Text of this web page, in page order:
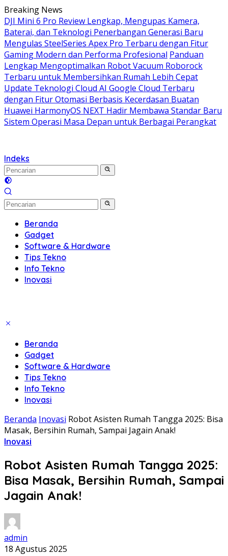
Langsung
ke
konten
Breaking News
DJI Mini 6 Pro Review Lengkap, Mengupas Kamera,
Baterai, dan Teknologi Penerbangan Generasi Baru
Mengulas SteelSeries Apex Pro Terbaru dengan Fitur
Gaming Modern dan Performa Profesional Panduan
Lengkap Mengoptimalkan Robot Vacuum Roborock
Terbaru untuk Membersihkan Rumah Lebih Cepat
Update Teknologi Cloud AI Google Cloud Terbaru
dengan Fitur Otomasi Berbasis Kecerdasan Buatan
Huawei HarmonyOS NEXT Hadir Membawa Standar Baru
Sistem Operasi Masa Depan untuk Berbagai Perangkat
Indeks
Beranda
Gadget
Software & Hardware
Tips Tekno
Info Tekno
Inovasi
Beranda
Gadget
Software & Hardware
Tips Tekno
Info Tekno
Inovasi
Beranda Inovasi Robot Asisten Rumah Tangga 2025: Bisa
Masak, Bersihin Rumah, Sampai Jagain Anak!
Inovasi
Robot Asisten Rumah Tangga 2025:
Bisa Masak, Bersihin Rumah, Sampai
Jagain Anak!
admin
18 Agustus 2025